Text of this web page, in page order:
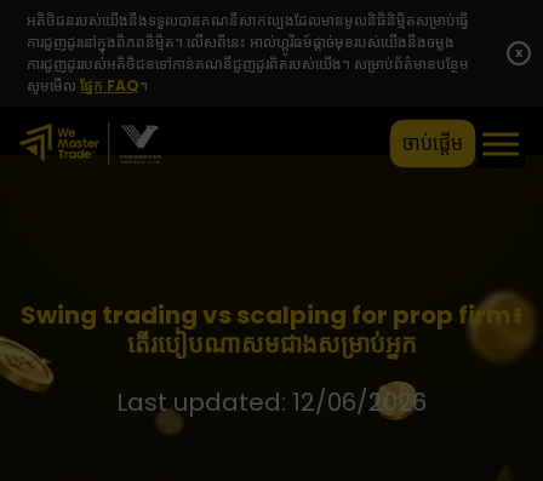
អតិថិជនរបស់យើងនឹងទទួលបានគណនីសាកល្បងដែលមានមូលនិធិនិម្មិតសម្រាប់ធ្វើ
ការជួញដូរនៅក្នុងពិភពនិម្មិត។ លើសពីនេះ អាល់ហ្គូរីធម៍ផ្តាច់មុខរបស់យើងនឹងចម្លង
ការជួញដូររបស់អតិថិជនទៅកាន់គណនីជួញដូរពិតរបស់យើង។ សម្រាប់ព័ត៌មានបន្ថែម
សូមមើលផ្នែក FAQ។
x
ចាប់ផ្តើម
Swing trading vs scalping for prop firm៖
តើរបៀបណាសមជាងសម្រាប់អ្នក
Last updated: 12/06/2026